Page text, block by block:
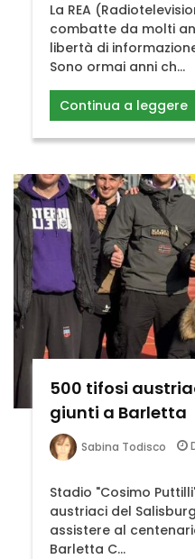
La REA
combatte da molti
libertà di
Sono ormai anni ch...
Continua a leggere
500 tifosi
giunti a Barletta
Sabina Todisco
Stadio "Cosimo
austriaci del
assistere al
Barletta C...